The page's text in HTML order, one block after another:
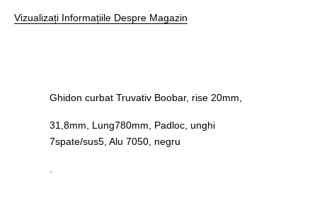
Vizualizați Informațiile Despre Magazin
Ghidon curbat Truvativ Boobar, rise 20mm,
31,8mm, Lung780mm, Padloc, unghi
7spate/sus5, Alu 7050, negru